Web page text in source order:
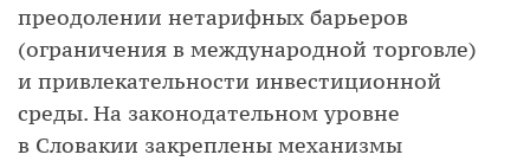
преодолении нетарифных барьеров
(ограничения в международной торговле)
и привлекательности инвестиционной
среды. На законодательном уровне
в Словакии закреплены механизмы